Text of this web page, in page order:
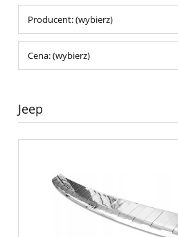
Producent: (wybierz)
Cena: (wybierz)
Jeep